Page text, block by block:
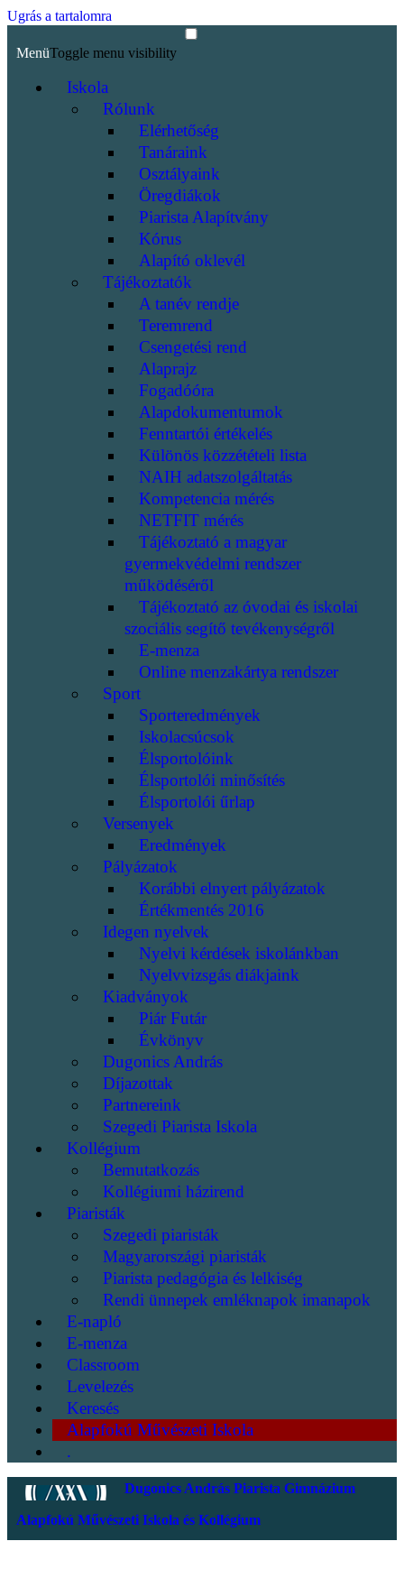
Ugrás a tartalomra
MenüToggle menu visibility
Iskola
Rólunk
Elérhetőség
Tanáraink
Osztályaink
Öregdiákok
Piarista Alapítvány
Kórus
Alapító oklevél
Tájékoztatók
A tanév rendje
Teremrend
Csengetési rend
Alaprajz
Fogadóóra
Alapdokumentumok
Fenntartói értékelés
Különös közzétételi lista
NAIH adatszolgáltatás
Kompetencia mérés
NETFIT mérés
Tájékoztató a magyar
gyermekvédelmi rendszer
működéséről
Tájékoztató az óvodai és iskolai
szociális segítő tevékenységről
E-menza
Online menzakártya rendszer
Sport
Sporteredmények
Iskolacsúcsok
Élsportolóink
Élsportolói minősítés
Élsportolói űrlap
Versenyek
Eredmények
Pályázatok
Korábbi elnyert pályázatok
Értékmentés 2016
Idegen nyelvek
Nyelvi kérdések iskolánkban
Nyelvvizsgás diákjaink
Kiadványok
Piár Futár
Évkönyv
Dugonics András
Díjazottak
Partnereink
Szegedi Piarista Iskola
Kollégium
Bemutatkozás
Kollégiumi házirend
Piaristák
Szegedi piaristák
Magyarországi piaristák
Piarista pedagógia és lelkiség
Rendi ünnepek emléknapok imanapok
E-napló
E-menza
Classroom
Levelezés
Keresés
Alapfokú Művészeti Iskola
.
Dugonics András Piarista Gimnázium
Alapfokú Művészeti Iskola és Kollégium